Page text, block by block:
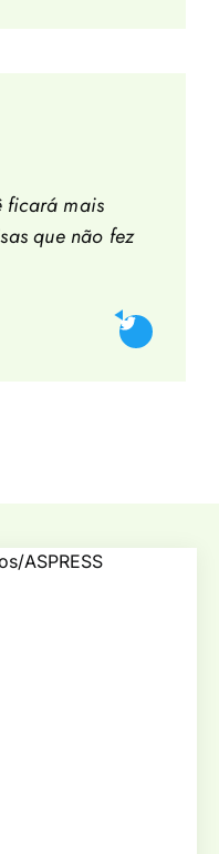
ficará mais
que não fez